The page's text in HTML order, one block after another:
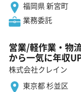
福岡県 新宮町
業務委託
営業/軽作業・物
から一気に年収
株式会社クレイン
東京都 杉並区